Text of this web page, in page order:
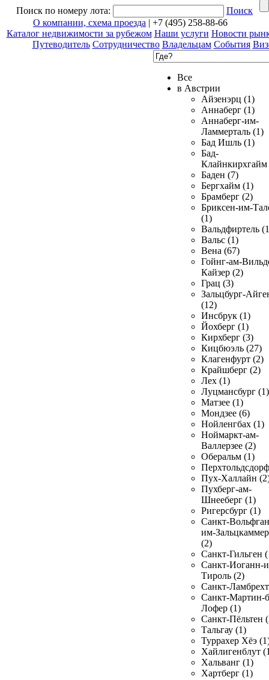
Поиск по номеру лота:
Поиск
О компании, схема проезда | +7 (495) 258-88-66
Каталог недвижимости за рубежом Наши услуги Новости
Путеводитель Сотрудничество Владельцам События
Все
в Австрии
Айзенэрц (1)
Аннаберг (1)
Аннаберг-им-
Ламмерталь (1)
Бад Ишль (1)
Бад-
Клайнкирхгайм
Баден (7)
Бергхайм (1)
Брамберг (2)
Бриксен-им-
(1)
Вальдфиртель
Вальс (1)
Вена (67)
Гойнг-ам-
Кайзер (2)
Грац (3)
Зальцбург-
(12)
Инсбрук (1)
Йохберг (1)
Кирхберг (3)
Кицбюэль (27)
Клагенфурт (2)
Крайшберг (2)
Лех (1)
Луцмансбург (1)
Матзее (1)
Мондзее (6)
Нойленгбах (1)
Ноймаркт-ам-
Валлерзее (2)
Оберальм (1)
Пух-Халлайн
Пухберг-ам-
Шнееберг (1)
Ригерсбург (1)
Санкт-
им-
(2)
Санкт-Гильген
Санкт-Иоганн-
Тироль (2)
Санкт-
Санкт-Мартин-
Лофер (1)
Санкт-Пёльтен
Тальгау (1)
Туррахер Хёэ
Хайлигенблут
Хальванг (1)
Хартберг (1)